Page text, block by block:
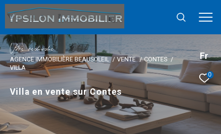
Fr
0
Vore recece
AGENCE IMMOBILIÈRE BEAUSOLEIL VENTE
CONTES
VILLA
Villa en vente sur Contes